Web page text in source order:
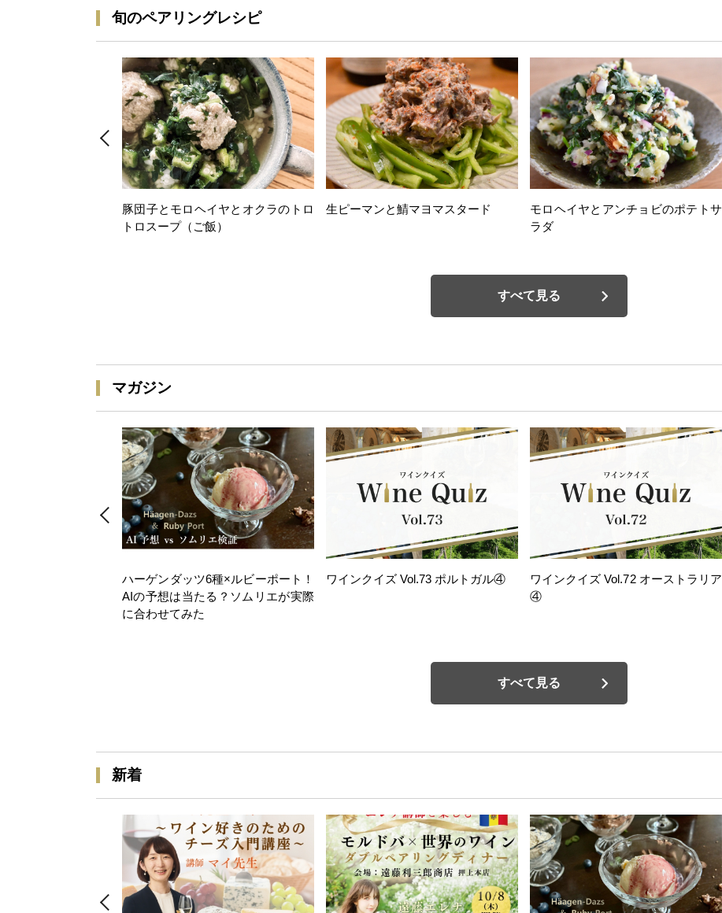
旬のペアリングレシピ
豚団子とモロヘイヤとオクラのトロ
トロスープ（ご飯）
生ピーマンと鯖マヨマスタード
モロヘイヤとアンチョビのポテトサ
ラダ
すべて見る
マガジン
ハーゲンダッツ6種×ルビーポート！
AIの予想は当たる？ソムリエが実際
に合わせてみた
ワインクイズ Vol.73 ポルトガル④
ワインクイズ Vol.72 オーストラリア
④
すべて見る
新着